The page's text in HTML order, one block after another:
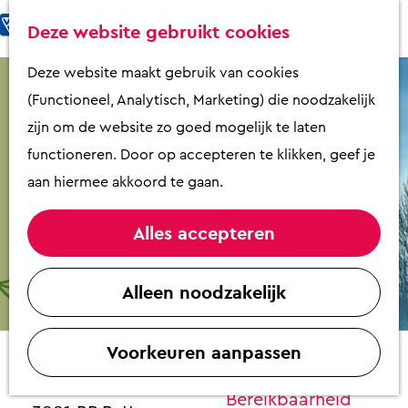
Deze website gebruikt cookies
Deze website maakt gebruik van cookies
(Functioneel, Analytisch, Marketing) die noodzakelijk
zijn om de website zo goed mogelijk te laten
functioneren. Door op accepteren te klikken, geef je
aan hiermee akkoord te gaan.
Alles accepteren
Alleen noodzakelijk
Voorkeuren aanpassen
G
o
m
K
a
r
t
Z
e
k
e
n
e
n
u
Fietsen & Wandelen
Kunst & Cultuur
Overnachten
Activiteiten
Winkelen
Plan je bezoek
Overzicht op
plattegrond
Contact
Bereikbaarheid
La Grazia
Contact
Filmhuis Putten